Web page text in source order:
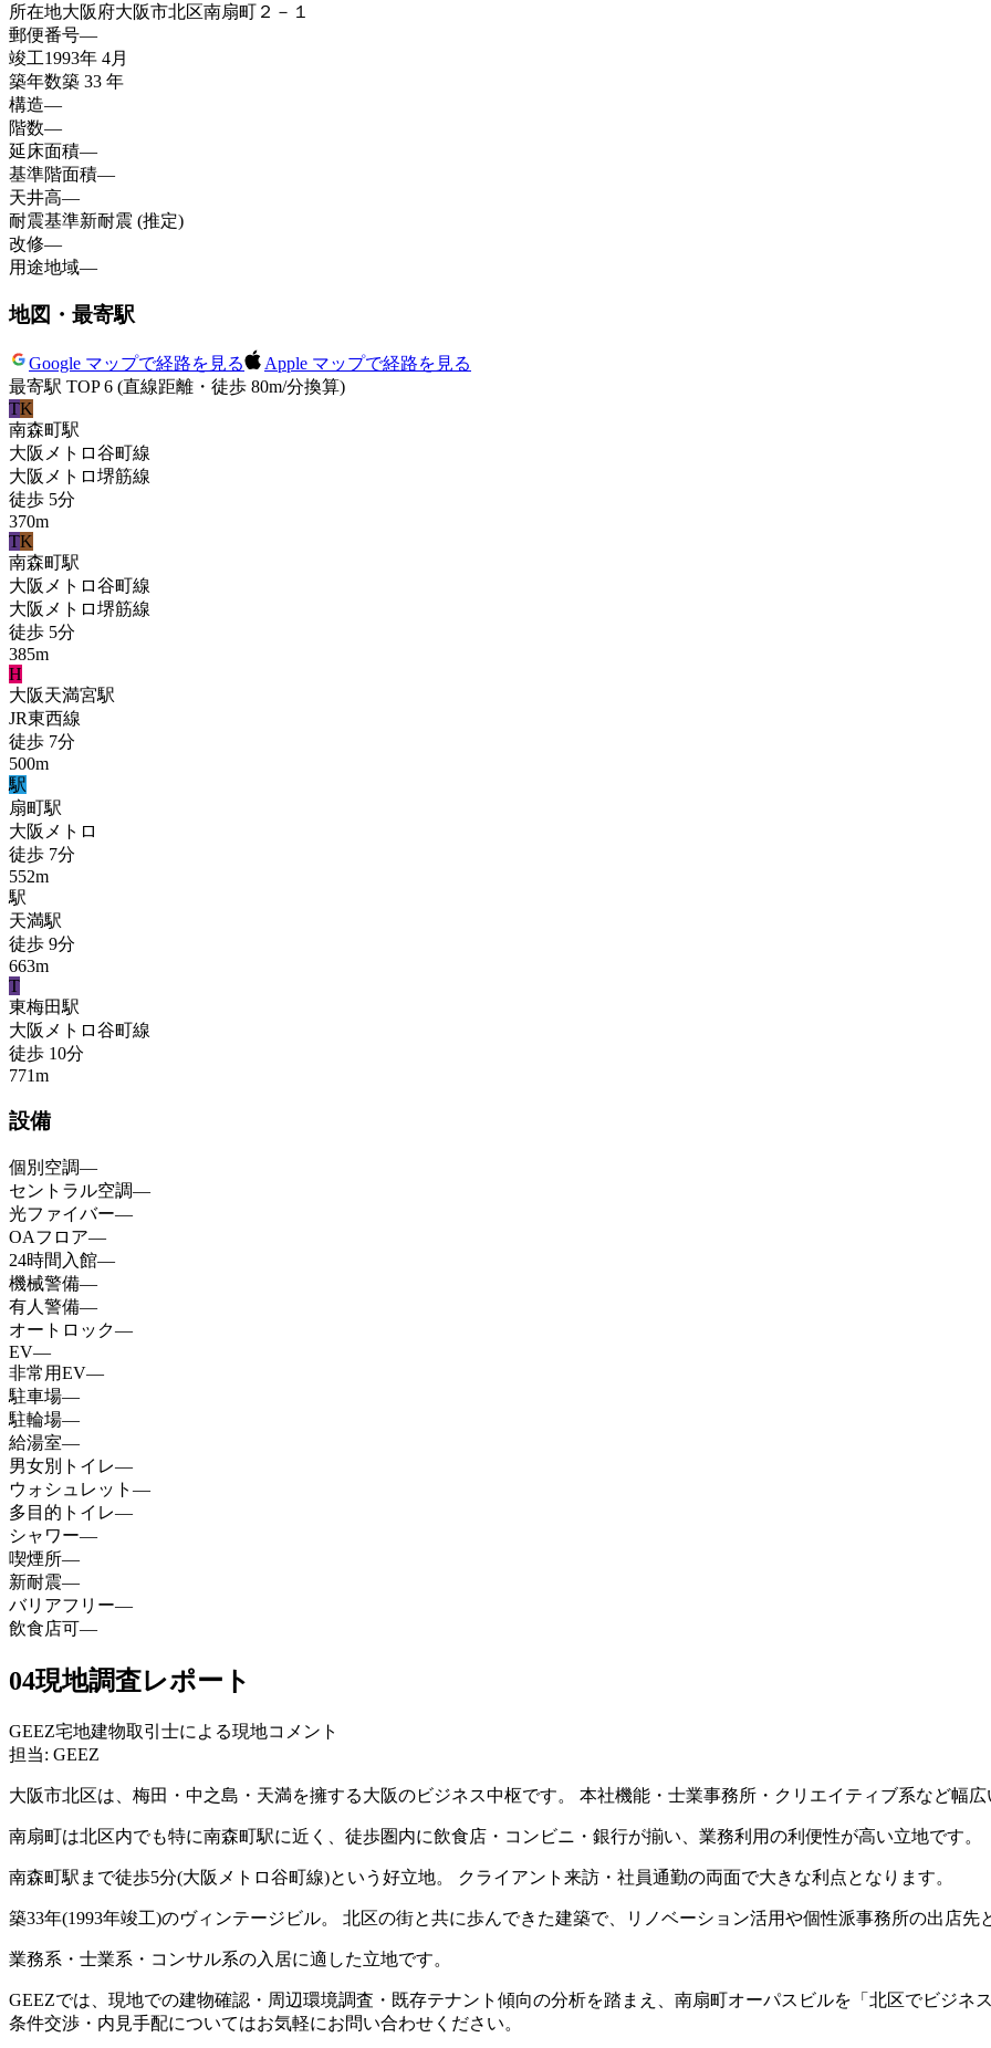
所在地大阪府大阪市北区南扇町２－１
郵便番号—
竣工1993年 4月
築年数築 33 年
構造—
階数—
延床面積—
基準階面積—
天井高—
耐震基準新耐震 (推定)
改修—
用途地域—
地図・最寄駅
Google マップで経路を見る
Apple マップで経路を見る
最寄駅 TOP 6 (直線距離・徒歩 80m/分換算)
TK
南森町駅
大阪メトロ谷町線
大阪メトロ堺筋線
徒歩 5分
370m
TK
南森町駅
大阪メトロ谷町線
大阪メトロ堺筋線
徒歩 5分
385m
H
大阪天満宮駅
JR東西線
徒歩 7分
500m
駅
扇町駅
大阪メトロ
徒歩 7分
552m
駅
天満駅
徒歩 9分
663m
T
東梅田駅
大阪メトロ谷町線
徒歩 10分
771m
設備
個別空調—
セントラル空調—
光ファイバー—
OAフロア—
24時間入館—
機械警備—
有人警備—
オートロック—
EV—
非常用EV—
駐車場—
駐輪場—
給湯室—
男女別トイレ—
ウォシュレット —
多目的トイレ—
シャワー—
喫煙所—
新耐震—
バリアフリー—
飲食店可—
04現地調査レポート
GEEZ宅地建物取引士による現地コメント
担当: GEEZ
大阪市北区は、梅田・中之島・天満を擁する大阪のビジネス中枢です。 本社機能・士業事務所・クリエイティブ系など幅
南扇町は北区内でも特に南森町駅に近く、徒歩圏内に飲食店・コンビニ・銀行が揃い、業務利用の利便性が高い立地です。
南森町駅まで徒歩5分(大阪メトロ谷町線)という好立地。 クライアント来訪・社員通勤の両面で大きな利点となります。
築33年(1993年竣工)のヴィンテージビル。 北区の街と共に歩んできた建築で、リノベーション活用や個性派事務所の出店先
業務系・士業系・コンサル系の入居に適した立地です。
GEEZでは、現地での建物確認・周辺環境調査・既存テナント傾向の分析を踏まえ、南扇町オーパスビルを「北区でビジネ
条件交渉・内見手配についてはお気軽にお問い合わせください。